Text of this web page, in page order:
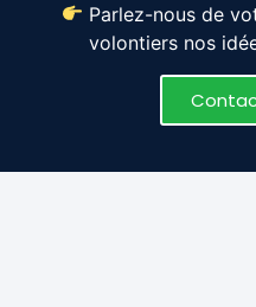
Parlez-nous de
volontiers nos